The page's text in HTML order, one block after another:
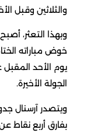
والثلاثين وقبل
وبهذا التعثر،
خوض مباراته
يوم الأحد
الجولة الأخيرة.
بفارق أربع نقاط